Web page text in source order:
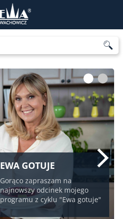
EWA GOTUJE
Gorąco zapraszam na
najnowszy odcinek mojego
programu z cyklu "Ewa gotuje"
1 2